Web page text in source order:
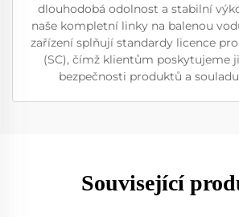
dlouhodobá odolnost a stabilní
naše kompletní linky na balenou
zařízení splňují standardy licence
(SC), čímž klientům poskytujeme
bezpečnosti produktů a
Související